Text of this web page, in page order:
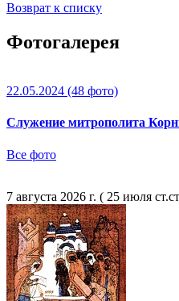
Возврат к списку
Фотогалерея
22.05.2024 (48 фото)
Служение митрополита
Все фото
7 августа 2026 г. ( 25 июля